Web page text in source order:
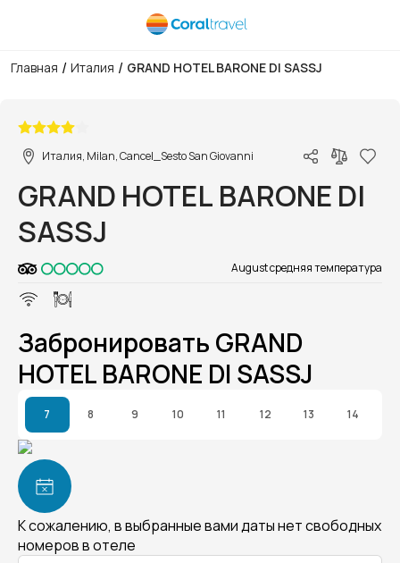
Главная / Италия / GRAND HOTEL BARONE DI SASSJ
Италия, Milan, Cancel_Sesto San Giovanni
GRAND HOTEL BARONE DI
SASSJ
August средняя температура
Забронировать GRAND
HOTEL BARONE DI SASSJ
7 8 9 10 11 12 13 14
К сожалению, в выбранные вами даты нет свободных
номеров в отеле